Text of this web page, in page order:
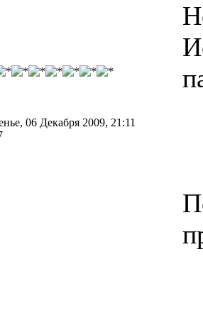
06 Декабря 2009, 21:11